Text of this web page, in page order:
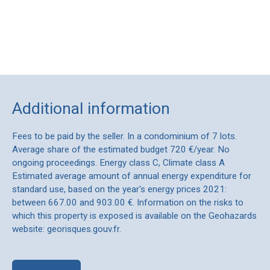
Additional information
Fees to be paid by the seller. In a condominium of 7 lots.
Average share of the estimated budget 720 €/year. No
ongoing proceedings. Energy class C, Climate class A
Estimated average amount of annual energy expenditure for
standard use, based on the year's energy prices 2021:
between 667.00 and 903.00 €. Information on the risks to
which this property is exposed is available on the Geohazards
website: georisques.gouv.fr.